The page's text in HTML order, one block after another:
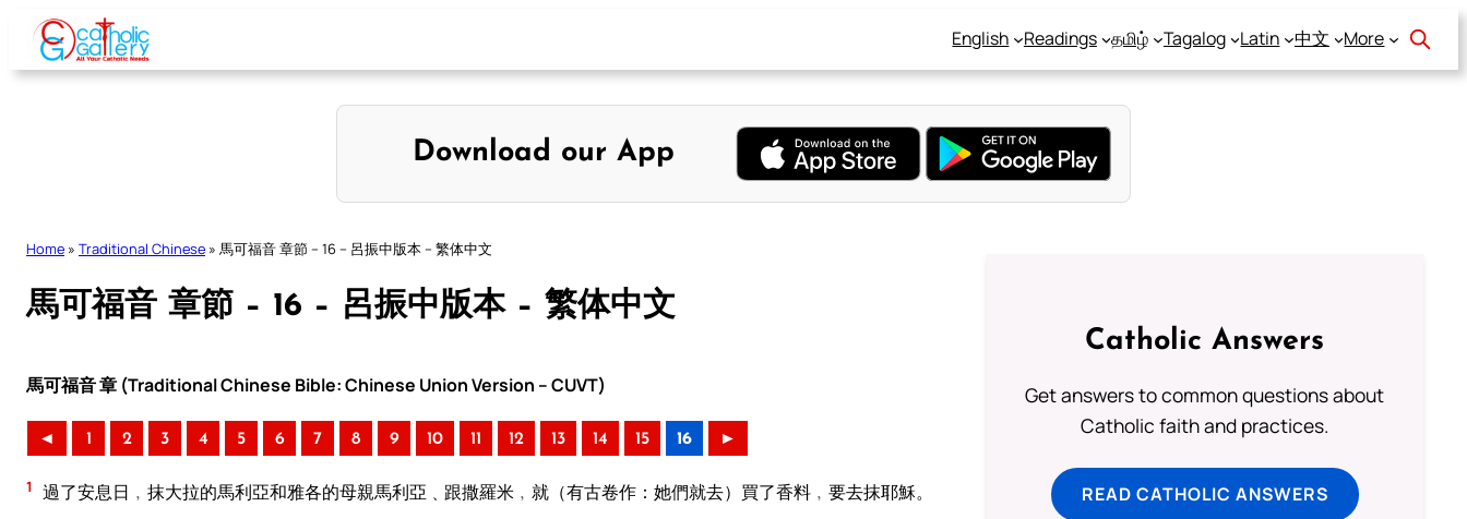
Skip
content
English Readings தமிழ் Tagalog Latin 中文 More
Download our App
Home » Traditional Chinese » 馬可福音 章節 – 16 – 呂振中版本 – 繁体中文
馬可福音 章節 – 16 – 呂振中版本 – 繁体中文
馬可福音 章 (Traditional Chinese Bible: Chinese Union Version – CUVT)
◄ 1 2 3 4 5 6 7 8 9 10 11 12 13 14 15 16 ►
1 過了安息日﹐抹大拉的馬利亞和雅各的母親馬利亞﹑跟撒羅米﹐就（有古卷作：她們就去）買了香料﹐要去抹耶穌。
Catholic Answers
Get answers to common questions about
Catholic faith and practices.
READ CATHOLIC ANSWERS